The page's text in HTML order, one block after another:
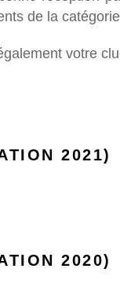
de la
votre
2021)
2020)